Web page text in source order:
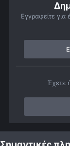
Εγγραφείτε
Έχετε
Αρχή